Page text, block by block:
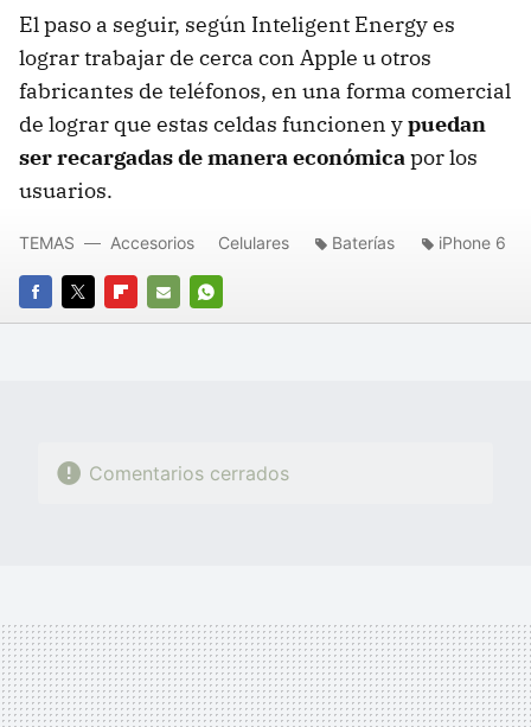
El paso a seguir, según Inteligent Energy es
lograr trabajar de cerca con Apple u otros
fabricantes de teléfonos, en una forma comercial
de lograr que estas celdas funcionen ypuedan
ser recargadas de manera económicapor los
usuarios.
FACEBOOK
TWITTERFLIPBOARD
E-
WHATSAPP
TEMAS Accesorios Celulares Baterías iPhone 6
Comentarios cerrados